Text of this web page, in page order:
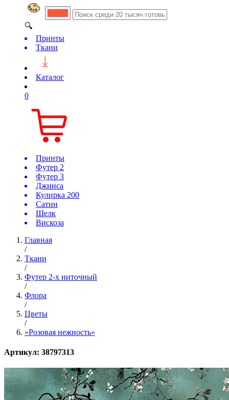
🔍
Принты
Ткани
Каталог
0
Принты
Футер 2
Футер 3
Джинса
Кулирка 200
Сатин
Шелк
Вискоза
Главная
/
Ткани
/
Футер 2-х ниточный
/
Флора
/
Цветы
/
«Розовая нежность»
Артикул: 38797313